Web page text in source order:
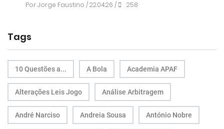
PorJorge Faustino / 22.04.26 / 258
Tags
10 Questões a... A Bola Academia APAF
Alterações Leis Jogo Análise Arbitragem
André Narciso Andreia Sousa António Nobre